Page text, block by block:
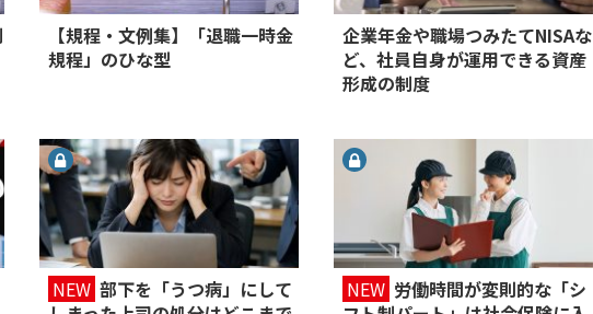
【規程・文例集】「退職一時金
規程」のひな型
企業年金や職場つみたてNISAな
ど、社員自身が運用できる資産
形成の制度
NEW 部下を「うつ病」にして
NEW 労働時間が変則的な「シ